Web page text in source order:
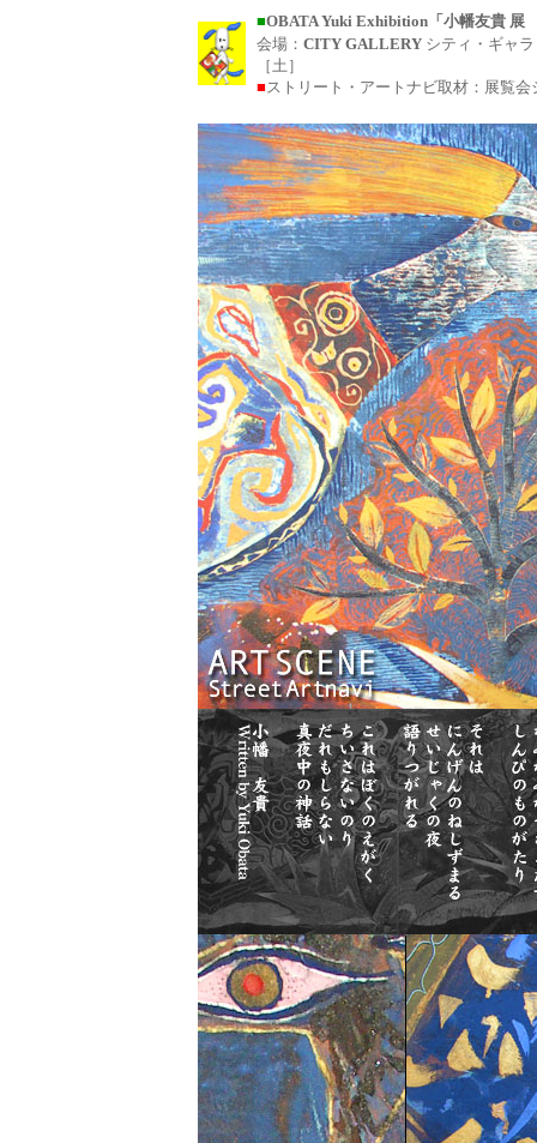
■OBATA Yuki Exhibition「小幡友貴
会場： CITY GALLERY シティ・ギャ
［土］
■ストリート・アートナビ取材：展覧会